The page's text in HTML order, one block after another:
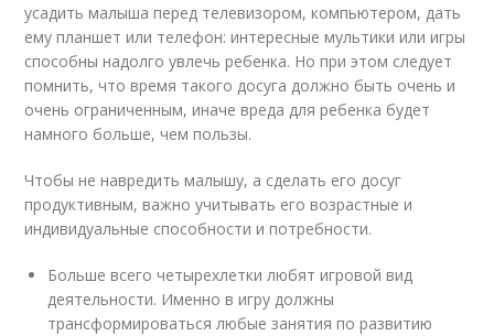
усадить малыша перед телевизором, компьютером, дать
ему планшет или телефон: интересные мультики или игры
способны надолго увлечь ребенка. Но при этом следует
помнить, что время такого досуга должно быть очень и
очень ограниченным, иначе вреда для ребенка будет
намного больше, чем пользы.
Чтобы не навредить малышу, а сделать его досуг
продуктивным, важно учитывать его возрастные и
индивидуальные способности и потребности.
Больше всего четырехлетки любят игровой вид
деятельности. Именно в игру должны
трансформироваться любые занятия по развитию